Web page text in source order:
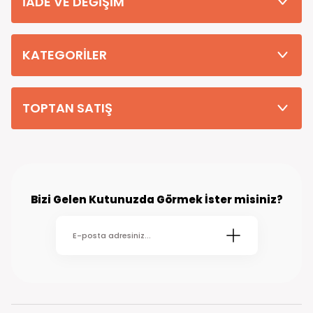
teslim edilmektedir. (kırsal köy kasaba gibi yerlere bu süre 7 güne
KATEGORİLER
TOPTAN SATIŞ
Bizi Gelen Kutunuzda Görmek İster misiniz?